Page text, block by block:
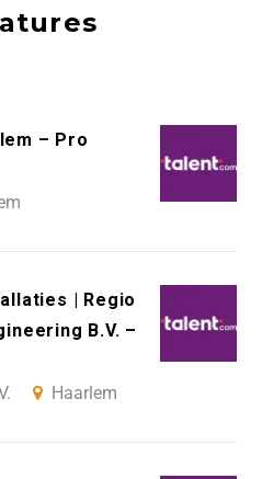
– Pro
| Regio
B.V. –
Haarlem